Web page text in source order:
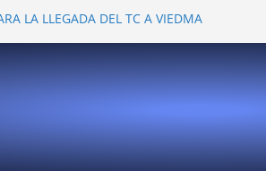
LA LLEGADA DEL TC A VIEDMA
EN LA PLATA
VER A TANTOS PILOTOS
DEJÓ CAMBIOS EN LOS CAMPEONATOS
CONFIRMA SU REGRESO AL TOP RACE